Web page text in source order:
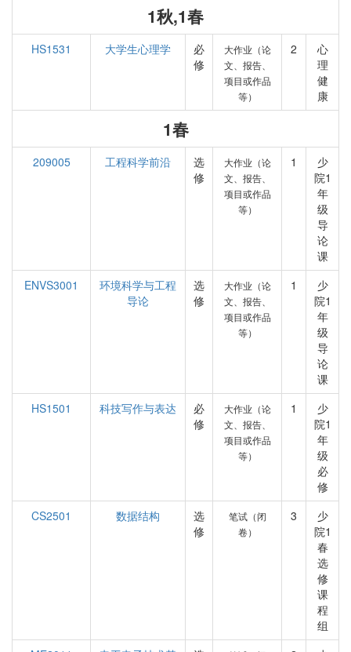
1秋,1春
HS1531 大学生心理学
必
修
大作业（论
文、报告、
项目或作品
等）
2
心
理
健
康
1春
209005 工程科学前沿
选
修
大作业（论
文、报告、
项目或作品
等）
1
少
院1
年
级
导
论
课
ENVS3001
环境科学与工程
导论
选
修
大作业（论
文、报告、
项目或作品
等）
1
少
院1
年
级
导
论
课
HS1501
科技写作与表达
必
修
大作业（论
文、报告、
项目或作品
等）
1
少
院1
年
级
必
修
CS2501
数据结构
选
修
笔试（闭
卷）
3
少
院1
春
选
修
课
程
组